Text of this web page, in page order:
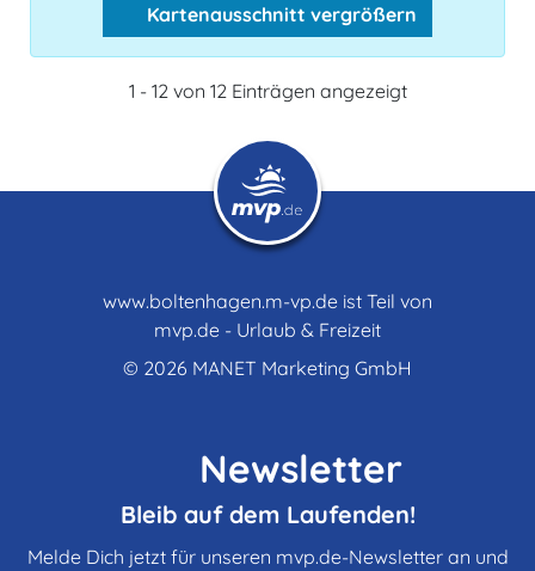
Kartenausschnitt vergrößern
1 - 12 von 12 Einträgen angezeigt
www.boltenhagen.m-vp.de ist Teil von
mvp.de - Urlaub & Freizeit
© 2026 MANET Marketing GmbH
Newsletter
Bleib auf dem Laufenden!
Melde Dich jetzt für unseren mvp.de-Newsletter an und